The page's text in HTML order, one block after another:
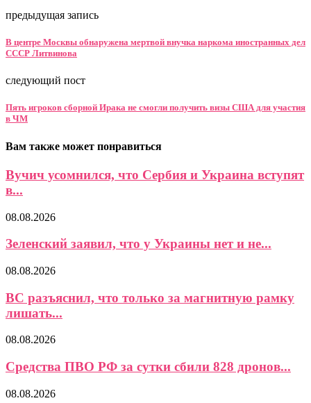
предыдущая запись
В центре Москвы обнаружена мертвой внучка наркома иностранных дел
СССР Литвинова
следующий пост
Пять игроков сборной Ирака не смогли получить визы США для участия
в ЧМ
Вам также может понравиться
Вучич усомнился, что Сербия и Украина вступят
в...
08.08.2026
Зеленский заявил, что у Украины нет и не...
08.08.2026
ВС разъяснил, что только за магнитную рамку
лишать...
08.08.2026
Средства ПВО РФ за сутки сбили 828 дронов...
08.08.2026